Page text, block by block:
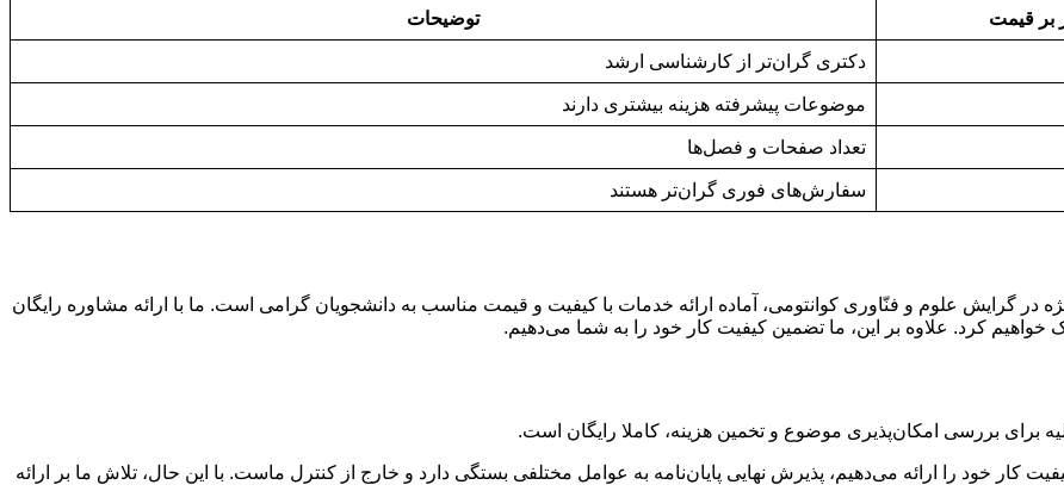
بر قیمت توضیحات
دکتری گران‌تر از کارشناسی ارشد
موضوعات پیشرفته هزینه بیشتری دارند
تعداد صفحات و فصل‌ها
سفارش‌های فوری گران‌تر هستند
گرایش علوم و فنّاوری کوانتومی، آماده ارائه خدمات با کیفیت و قیمت مناسب به دانشجویان گرامی است. ما با ارائه مشاوره رایگان
خواهیم کرد. علاوه بر این، ما تضمین کیفیت کار خود را به شما می‌دهیم.
برای بررسی امکان‌پذیری موضوع و تخمین هزینه، کاملا رایگان است.
کار خود را ارائه می‌دهیم، پذیرش نهایی پایان‌نامه به عوامل مختلفی بستگی دارد و خارج از کنترل ماست. با این حال، تلاش ما بر ارائه